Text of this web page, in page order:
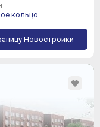
кольцо
Новостройки